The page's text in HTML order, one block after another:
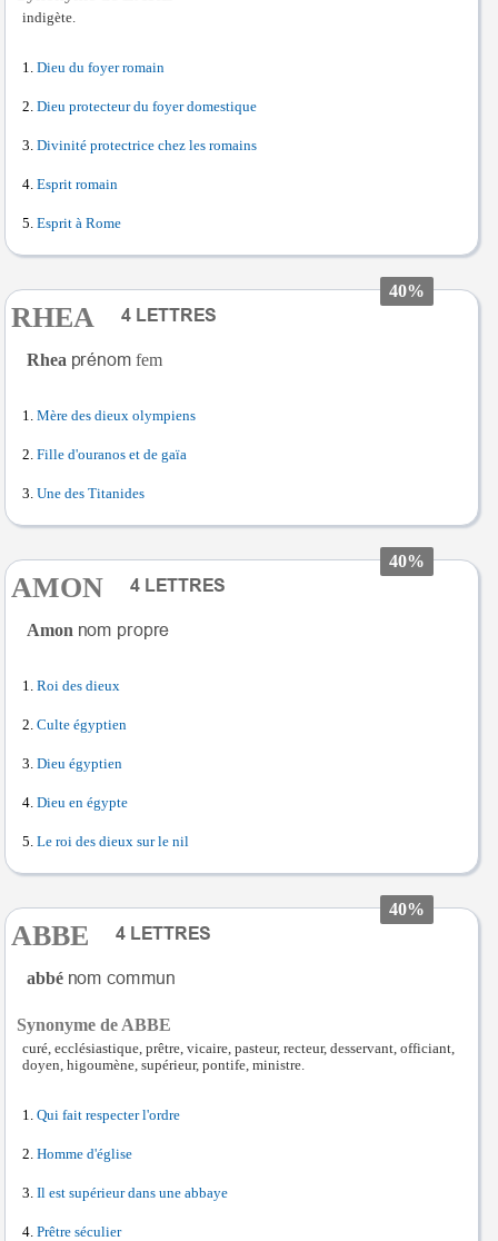
indigète.
Dieu du foyer romain
Dieu protecteur du foyer domestique
Divinité protectrice chez les romains
Esprit romain
Esprit à Rome
40%
RHEA
Rhea fem
Mère des dieux olympiens
Fille d'ouranos et de gaïa
Une des Titanides
40%
AMON
Amon
Roi des dieux
Culte égyptien
Dieu égyptien
Dieu en égypte
Le roi des dieux sur le nil
40%
ABBE
abbé
Synonyme de ABBE
curé, ecclésiastique, prêtre, vicaire, pasteur, recteur, desservant, officiant,
doyen, higoumène, supérieur, pontife, ministre.
Qui fait respecter l'ordre
Homme d'église
Il est supérieur dans une abbaye
Prêtre séculier